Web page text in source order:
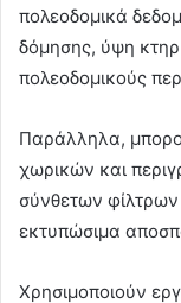
πολεοδομικά
δόμησης, ύψη
πολεοδομικούς
Παράλληλα,
χωρικών και
σύνθετων
εκτυπώσιμα
Χρησιμοποιούν